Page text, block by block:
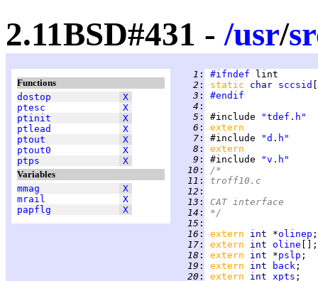
2.11BSD#431 -/usr/
Functions
dostop
X
ptesc
X
ptinit
X
ptlead
X
ptout
X
ptout0
X
ptps
X
Variables
mmag
X
mrail
X
papflg
X
   1
: #ifndef
   2
: static char sccsid
   3
:
#endif
   4
:
   5
: #include
"tdef.h"
   6
:
extern
   7
: #include
"d.h"
   8
:
extern
   9
: #include
"v.h"
  10
:
/*
  11
:
troff10.c
  12
:
  13
:
CAT interface
  14
:
*/
  15
:
  16
: extern int *olinep
  17
: extern int oline
  18
: extern int *pslp
  19
: extern int back
  20
: extern int xpts